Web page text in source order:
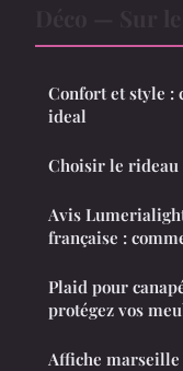
Confort et style :
ideal
Choisir le rideau
Avis
française :
Plaid pour
protégez vos
Affiche